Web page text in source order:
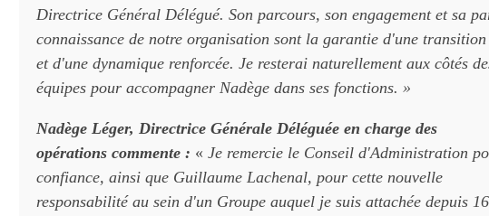
Directrice Général Délégué. Son parcours, son engagement et sa
connaissance de notre organisation sont la garantie d'une
et d'une dynamique renforcée. Je resterai naturellement aux côtés
équipes pour accompagner Nadège dans ses fonctions. »
Nadège Léger, Directrice Générale Déléguée en charge des
opérations commente : « Je remercie le Conseil d'Administration
confiance, ainsi que Guillaume Lachenal, pour cette nouvelle
responsabilité au sein d'un Groupe auquel je suis attachée depuis